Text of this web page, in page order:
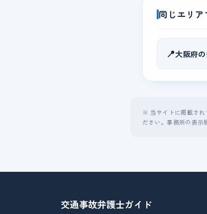
同じエリ
📍大阪府
※ 当サイトに掲載され
ださい。事務所の表示
交通事故弁護士ガイド